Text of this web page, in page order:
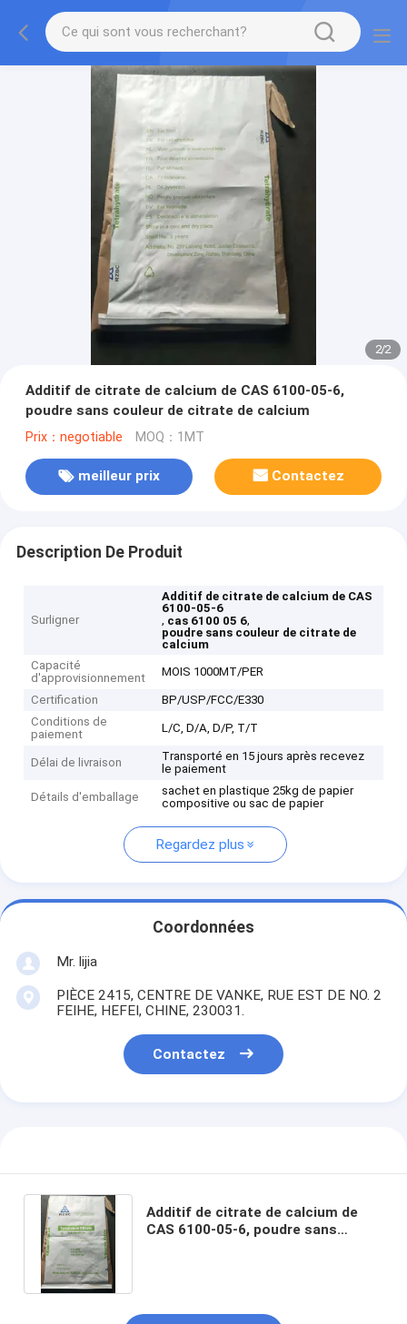
2/2
Additif de citrate de calcium de CAS 6100-05-6,
poudre sans couleur de citrate de calcium
Prix：negotiable MOQ：1MT
meilleur prix Contactez
Description De Produit
Surligner
Additif de citrate de calcium de CAS
6100-05-6
, cas 6100 05 6,
poudre sans couleur de citrate de
calcium
Capacité
d'approvisionnement
MOIS 1000MT/PER
Certification
BP/USP/FCC/E330
Conditions de
paiement
L/C, D/A, D/P, T/T
Délai de livraison
Transporté en 15 jours après recevez
le paiement
Détails d'emballage
sachet en plastique 25kg de papier
compositive ou sac de papier
Regardez plus
Coordonnées
Mr. lijia
PIÈCE 2415, CENTRE DE VANKE, RUE EST DE NO. 2
FEIHE, HEFEI, CHINE, 230031.
Contactez
Additif de citrate de calcium de
CAS 6100-05-6, poudre sans